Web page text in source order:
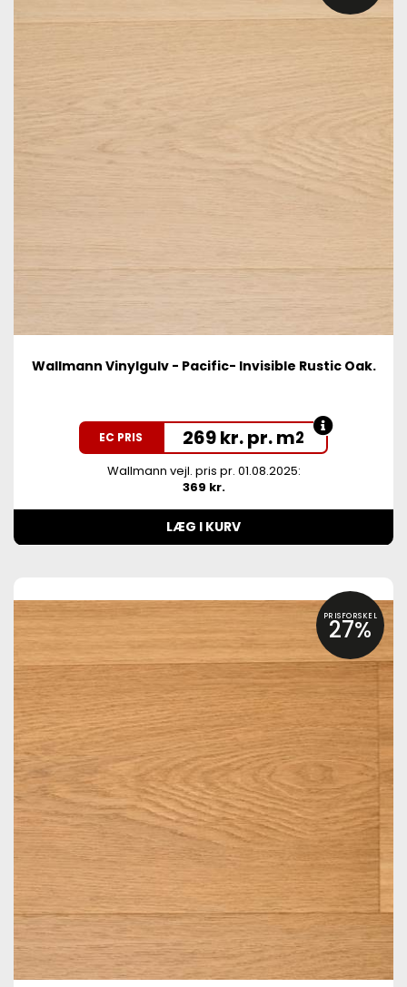
Wallmann Vinylgulv - Pacific- Invisible Rustic Oak.
EC PRIS 269 kr. pr. m2
Wallmann vejl. pris pr. 01.08.2025:
369 kr.
LÆG I KURV
PRISFORSKEL
27%